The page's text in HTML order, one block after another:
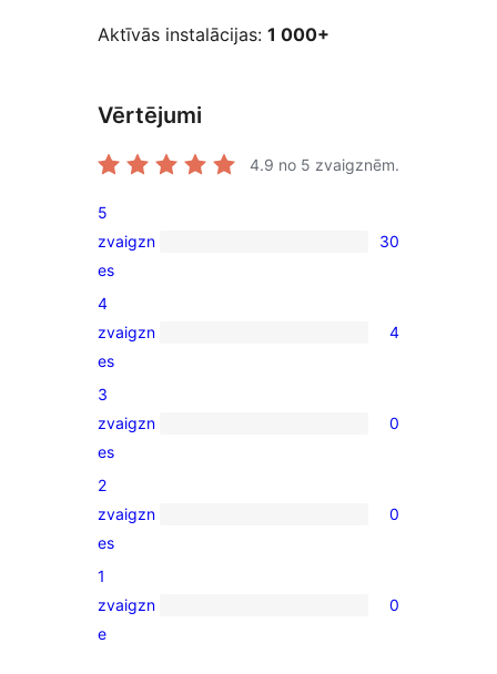
Aktīvās instalācijas: 1 000+
Vērtējumi
4.9 no 5 zvaigznēm.
30
5-
star
reviews
5
zvaigzn
es
30
4
4-
star
reviews
4
zvaigzn
es
4
0
3-
star
reviews
3
zvaigzn
es
0
0
2-
star
reviews
2
zvaigzn
es
0
0
1-
1
zvaigzn
e
0